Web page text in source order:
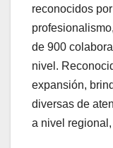
reconocidos
de 900
nivel.
expansión,
diversas de
a nivel